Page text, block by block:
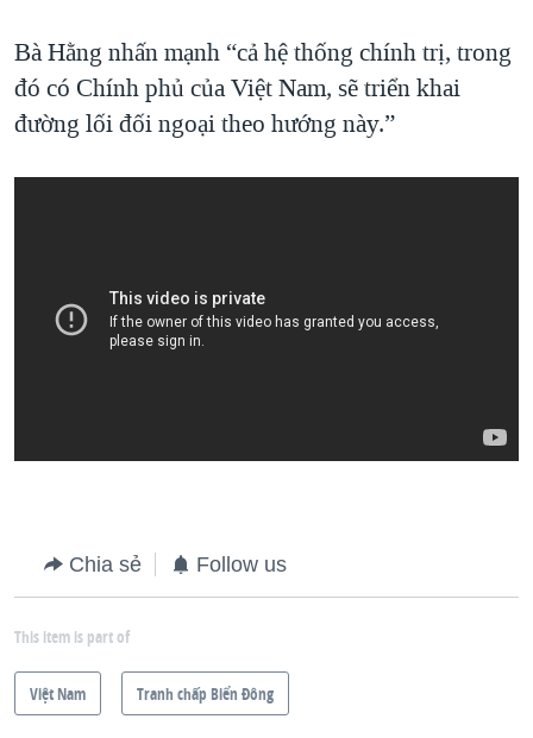
Bà Hằng nhấn mạnh “cả hệ thống chính trị, trong
đó có Chính phủ của Việt Nam, sẽ triển khai
đường lối đối ngoại theo hướng này.”
Chia sẻ Follow us
This item is part of
Việt Nam Tranh chấp Biển Đông